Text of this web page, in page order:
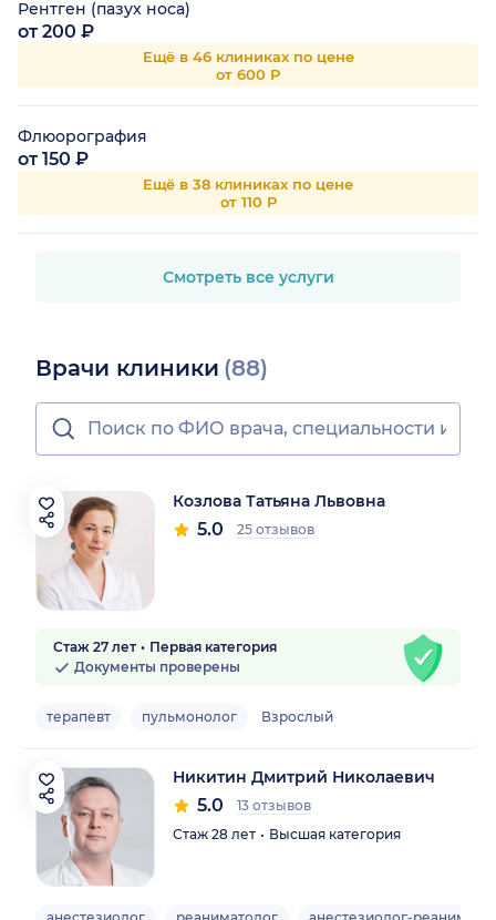
Рентген (пазух носа)
от 200 ₽
Ещё в 46 клиниках по цене
от 600 Р
Флюорография
от 150 ₽
Ещё в 38 клиниках по цене
от 110 Р
Смотреть все услуги
Врачи клиники (88)
Козлова Татьяна Львовна
5.0 25 отзывов
Стаж 27 лет
Первая категория
Документы проверены
терапевт пульмонолог Взрослый
Никитин Дмитрий Николаевич
5.0
13 отзывов
Стаж 28 лет
Высшая категория